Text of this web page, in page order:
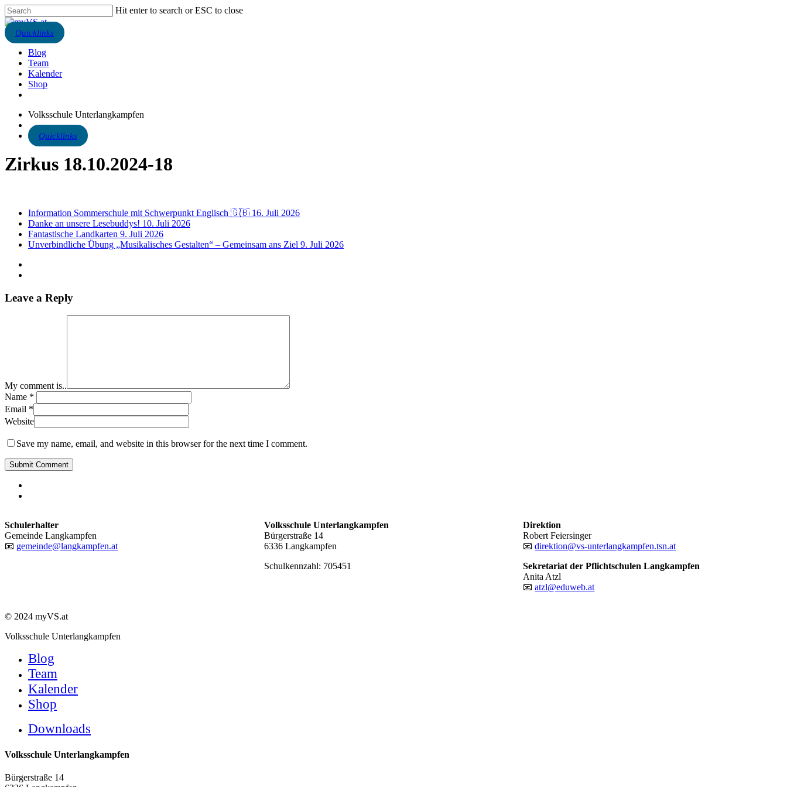
Skip
to
main
content
Hit enter to search or ESC to close
Close
Search
search
Blog
Team
Kalender
Shop
Volksschule Unterlangkampfen
search
Zirkus 18.10.2024-18
Information Sommerschule mit Schwerpunkt Englisch 🇬🇧 16. Juli 2026
Danke an unsere Lesebuddys! 10. Juli 2026
Fantastische Landkarten 9. Juli 2026
Unverbindliche Übung „Musikalisches Gestalten“ – Gemeinsam ans Ziel 9. Juli 2026
Leave a Reply
My comment is..
Name *
Email *
Website
Save my name, email, and website in this browser for the next time I comment.
Schulerhalter
Gemeinde Langkampfen
📧 gemeinde@langkampfen.at
Volksschule Unterlangkampfen
Bürgerstraße 14
6336 Langkampfen
Schulkennzahl: 705451
Direktion
Robert Feiersinger
📧direktion@vs-unterlangkampfen.tsn.at
Sekretariat der Pflichtschulen Langkampfen
Anita Atzl
📧atzl@eduweb.at
© 2024 myVS.at
Close
Volksschule Unterlangkampfen
Blog
Team
Kalender
Shop
Downloads
Volksschule Unterlangkampfen
Bürgerstraße 14